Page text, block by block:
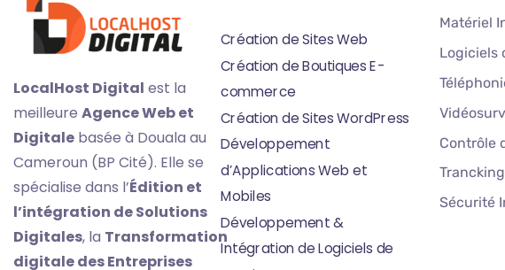
LocalHost Digital est la
meilleure Agence Web et
Digitale basée à Douala au
Cameroun (BP Cité). Elle se
spécialise dans l’Édition et
l’intégration de Solutions
Digitales, la Transformation
digitale des Entreprises
Création de Sites Web
Création de Boutiques E-
commerce
Création de Sites WordPress
Développement
d’Applications Web et
Mobiles
Développement &
Intégration de Logiciels de
Matériel
Logiciels
Contrôle
Sécurité